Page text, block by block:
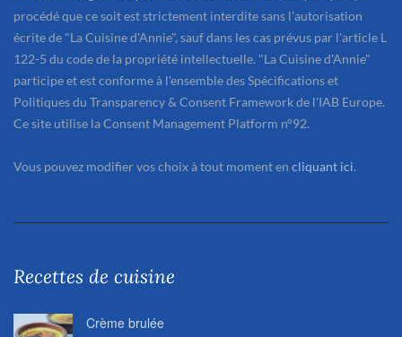
procédé que ce soit est strictement interdite sans l'autorisation
écrite de "La Cuisine d'Annie", sauf dans les cas prévus par l'article L
122-5 du code de la propriété intellectuelle. "La Cuisine d'Annie"
participe et est conforme à l'ensemble des Spécifications et
Politiques du Transparency & Consent Framework de l'IAB Europe.
Ce site utilise la Consent Management Platform n°92.
Vous pouvez modifier vos choix à tout moment en cliquant ici.
Recettes de cuisine
Crème brulée